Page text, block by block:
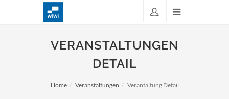
VERANSTALTUNGEN
DETAIL
Home Veranstaltungen Verantaltung Detail